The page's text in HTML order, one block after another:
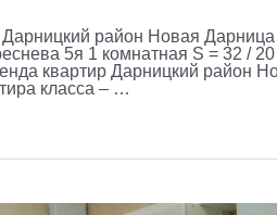
район Новая
5я 1 комнатная S = 32 /
квартир Дарницкий район
класса – …